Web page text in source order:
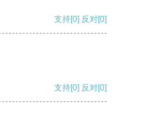
支持[0] 反对[0]
支持[0] 反对[0]